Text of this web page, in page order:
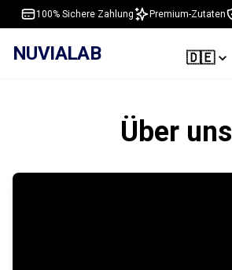
100% Sichere Zahlung Premium-Zutaten
NUVIALAB 🇩🇪
Über uns